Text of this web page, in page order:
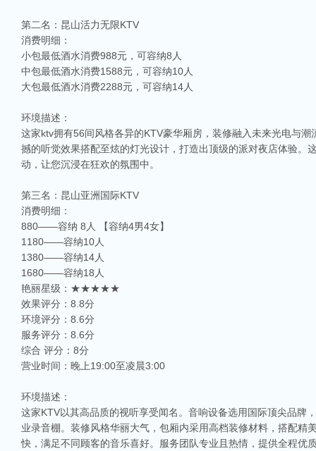
第二名：昆山活力无限KTV
消费明细：
小包最低酒水消费988元，可容纳8人
中包最低酒水消费1588元，可容纳10人
大包最低酒水消费2288元，可容纳14人
环境描述：
这家ktv拥有56间风格各异的KTV豪华厢房，装修融入未来光电与
撼的听觉效果搭配至炫的灯光设计，打造出顶级的派对夜店体验
动，让您沉浸在狂欢的氛围中。
第三名：昆山亚洲国际KTV
消费明细：
880——容纳 8人 【容纳4男4女】
1180——容纳10人
1380——容纳14人
1680——容纳18人
艳丽星级：★★★★★
效果评分：8.8分
环境评分：8.6分
服务评分：8.6分
综合 评分：8分
营业时间：晚上19:00至凌晨3:00
环境描述：
这家KTV以其高品质的视听享受闻名。音响设备选用国际顶尖品牌
业录音棚。装修风格华丽大气，包厢内采用高档装修材料，搭配
快，满足不同顾客的音乐喜好。服务团队专业且热情，提供全程